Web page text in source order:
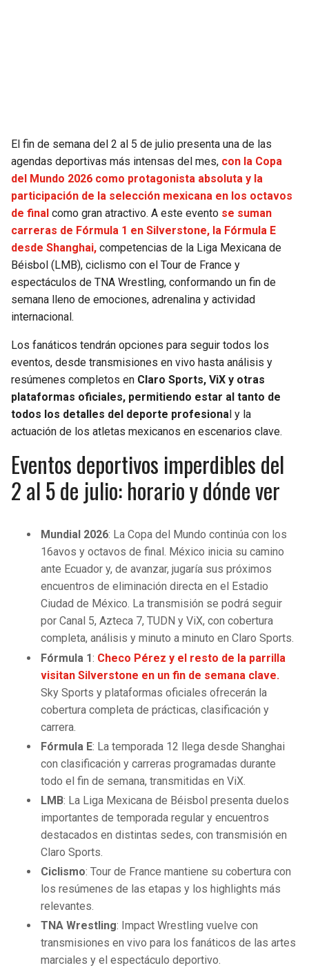
LIONS
PACKERS
VIKINGS
BUCCANEERS
NUGGETS
TIMBERWOLVES
THUNDER
TRAIL BLAZERS
El fin de semana del 2 al 5 de julio presenta una de las
agendas deportivas más intensas del mes, con la Copa
del Mundo 2026 como protagonista absoluta y la
participación de la selección mexicana en los octavos
de final como gran atractivo. A este evento se suman
carreras de Fórmula 1 en Silverstone, la Fórmula E
desde Shanghai, competencias de la Liga Mexicana de
Béisbol (LMB), ciclismo con el Tour de France y
espectáculos de TNA Wrestling, conformando un fin de
semana lleno de emociones, adrenalina y actividad
internacional.
Los fanáticos tendrán opciones para seguir todos los
eventos, desde transmisiones en vivo hasta análisis y
resúmenes completos en Claro Sports, ViX y otras
plataformas oficiales, permitiendo estar al tanto de
todos los detalles del deporte profesiona l y la
actuación de los atletas mexicanos en escenarios clave.
Eventos deportivos imperdibles del
2 al 5 de julio: horario y dónde ver
Mundial 2026: La Copa del Mundo continúa con los
16avos y octavos de final. México inicia su camino
ante Ecuador y, de avanzar, jugaría sus próximos
encuentros de eliminación directa en el Estadio
Ciudad de México. La transmisión se podrá seguir
por Canal 5, Azteca 7, TUDN y ViX, con cobertura
completa, análisis y minuto a minuto en Claro Sports.
Fórmula 1: Checo Pérez y el resto de la parrilla
visitan Silverstone en un fin de semana clave.
Sky Sports y plataformas oficiales ofrecerán la
cobertura completa de prácticas, clasificación y
carrera.
Fórmula E: La temporada 12 llega desde Shanghai
con clasificación y carreras programadas durante
todo el fin de semana, transmitidas en ViX.
LMB: La Liga Mexicana de Béisbol presenta duelos
importantes de temporada regular y encuentros
destacados en distintas sedes, con transmisión en
Claro Sports.
Ciclismo: Tour de France mantiene su cobertura con
los resúmenes de las etapas y los highlights más
relevantes.
TNA Wrestling: Impact Wrestling vuelve con
transmisiones en vivo para los fanáticos de las artes
marciales y el espectáculo deportivo.